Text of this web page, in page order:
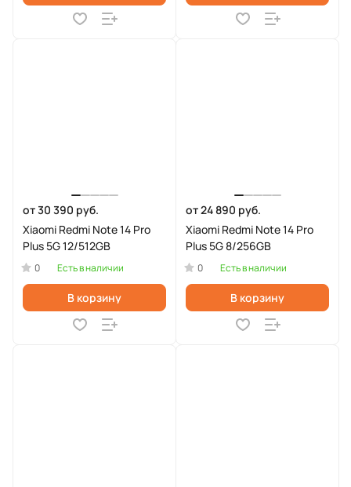
от 30 390 руб.
Xiaomi Redmi Note 14 Pro
Plus 5G 12/512GB
0 Есть в наличии
В корзину
от 24 890 руб.
Xiaomi Redmi Note 14 Pro
Plus 5G 8/256GB
0 Есть в наличии
В корзину